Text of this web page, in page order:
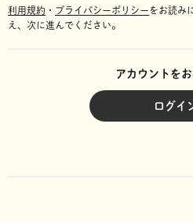
利用規約 ・ プライバシーポリシーをお読み
え、次に進んでください。
アカウントを
ログイ